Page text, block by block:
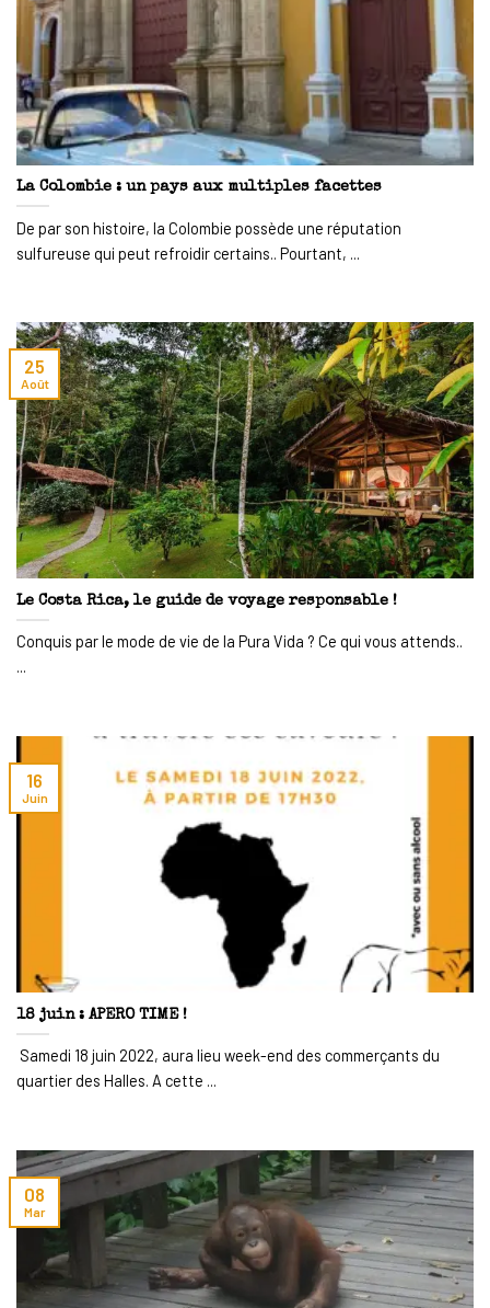
La Colombie : un pays aux multiples facettes
De par son histoire, la Colombie possède une réputation
sulfureuse qui peut refroidir certains.. Pourtant, ...
Le Costa Rica, le guide de voyage responsable !
Conquis par le mode de vie de la Pura Vida ? Ce qui vous attends..
...
25
Août
18 juin : APERO TIME !
Samedi 18 juin 2022, aura lieu week-end des commerçants du
quartier des Halles. A cette ...
16
Juin
08
Mar